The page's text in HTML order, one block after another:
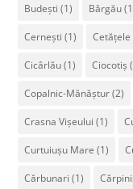
Budești (1) Bârgău
Cernești (1) Cetățele
Cicârlău(1) Ciocotiș
Copalnic-Mănăștur(2)
Crasna Vișeului (1)
Curtuiușu Mare (1)
Cărbunari (1)